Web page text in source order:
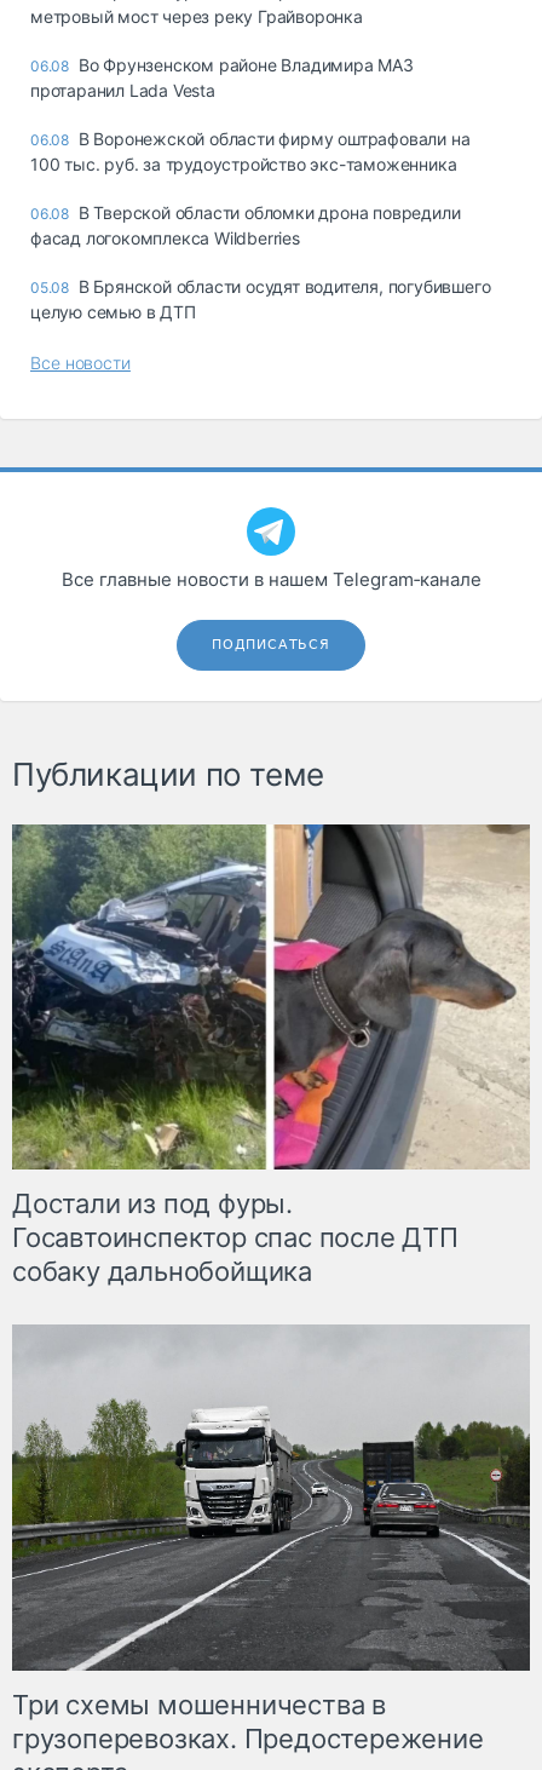
метровый мост через реку Грайворонка
06.08 Во Фрунзенском районе Владимира МАЗ
протаранил Lada Vesta
06.08 В Воронежской области фирму оштрафовали на
100 тыс. руб. за трудоустройство экс-таможенника
06.08 В Тверской области обломки дрона повредили
фасад логокомплекса Wildberries
05.08 В Брянской области осудят водителя, погубившего
целую семью в ДТП
Все новости
Все главные новости в нашем Telegram‑канале
ПОДПИСАТЬСЯ
Публикации по теме
Достали из под фуры.
Госавтоинспектор спас после ДТП
собаку дальнобойщика
Три схемы мошенничества в
грузоперевозках. Предостережение